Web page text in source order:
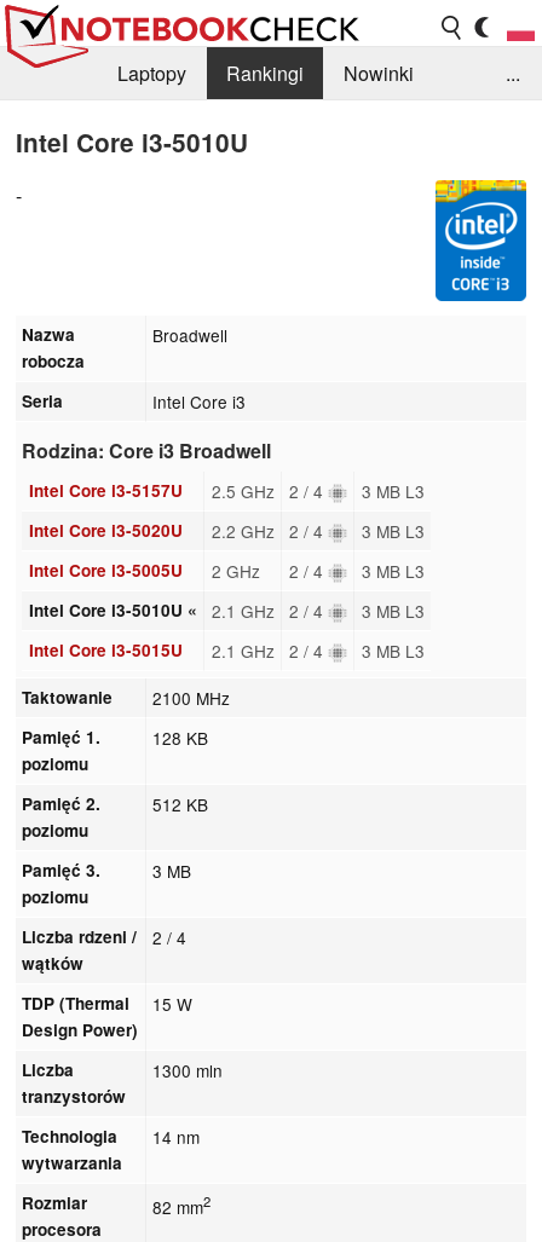
Laptopy Rankingi
Nowinki
...
Intel Core i3-5010U
-
Nazwa
robocza
Broadwell
Seria Intel Core i3
Rodzina: Core i3 Broadwell
Intel Core i3-5157U 2.5 GHz 2 / 4 3 MB L3
Intel Core i3-5020U 2.2 GHz 2 / 4 3 MB L3
Intel Core i3-5005U 2 GHz 2 / 4 3 MB L3
Intel Core i3-5010U « 2.1 GHz 2 / 4 3 MB L3
Intel Core i3-5015U 2.1 GHz 2 / 4 3 MB L3
Taktowanie 2100 MHz
Pamięć 1.
poziomu
128 KB
Pamięć 2.
poziomu
512 KB
Pamięć 3.
poziomu
3 MB
Liczba rdzeni /
wątków
2 / 4
TDP (Thermal
Design Power)
15 W
Liczba
tranzystorów
1300 mln
Technologia
wytwarzania
14 nm
Rozmiar
procesora
82 mm2